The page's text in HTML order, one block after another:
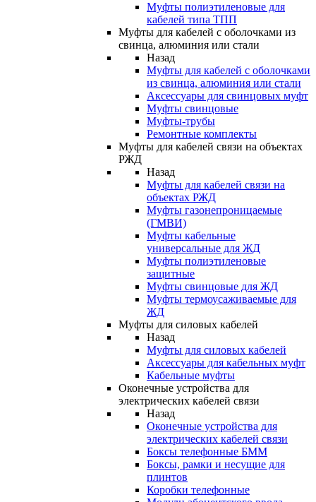
Муфты полиэтиленовые для
кабелей типа ТПП
Муфты для кабелей с оболочками из
свинца, алюминия или стали
Назад
Муфты для кабелей с оболочками
из свинца, алюминия или стали
Аксессуары для свинцовых муфт
Муфты свинцовые
Муфты-трубы
Ремонтные комплекты
Муфты для кабелей связи на объектах
РЖД
Назад
Муфты для кабелей связи на
объектах РЖД
Муфты газонепроницаемые
(ГМВИ)
Муфты кабельные
универсальные для ЖД
Муфты полиэтиленовые
защитные
Муфты свинцовые для ЖД
Муфты термоусаживаемые для
ЖД
Муфты для силовых кабелей
Назад
Муфты для силовых кабелей
Аксессуары для кабельных муфт
Кабельные муфты
Оконечные устройства для
электрических кабелей связи
Назад
Оконечные устройства для
электрических кабелей связи
Боксы телефонные БММ
Боксы, рамки и несущие для
плинтов
Коробки телефонные